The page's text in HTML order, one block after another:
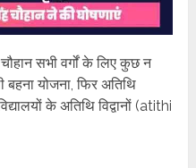
सभी वर्गों के लिए कुछ न
योजना, फिर अतिथि
के अतिथि विद्वानों (atithi